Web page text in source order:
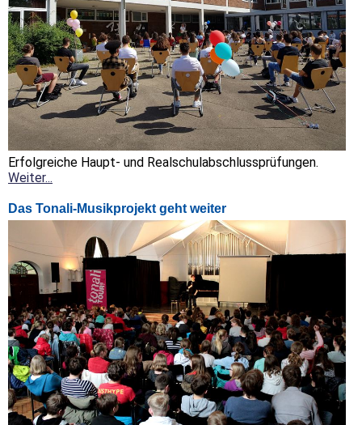
Erfolgreiche Haupt- und Realschulabschlussprüfungen.
Weiter...
Das Tonali-Musikprojekt geht weiter